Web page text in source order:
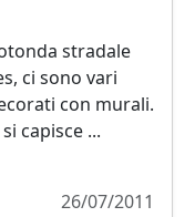
stradale
ci sono vari
con murali.
capisce ...
26/07/2011